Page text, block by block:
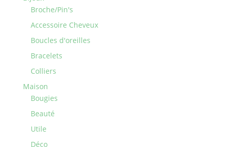
Broche/Pin's
Accessoire Cheveux
Boucles d'oreilles
Bracelets
Colliers
Maison
Bougies
Beauté
Utile
Déco